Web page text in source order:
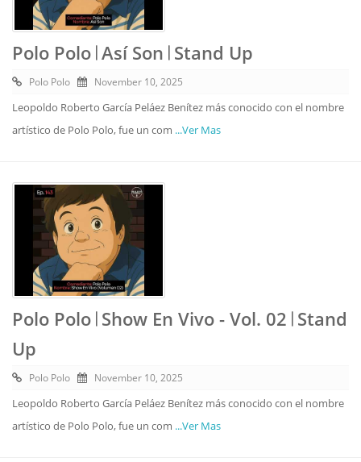
Polo Polo 𝄀 Así Son 𝄀 Stand Up
Polo Polo November 10, 2025
Leopoldo Roberto García Peláez Benítez más conocido con el nombre
artístico de Polo Polo, fue un com ...Ver Mas
Polo Polo 𝄀 Show En Vivo - Vol. 02 𝄀 Stand
Up
Polo Polo November 10, 2025
Leopoldo Roberto García Peláez Benítez más conocido con el nombre
artístico de Polo Polo, fue un com ...Ver Mas